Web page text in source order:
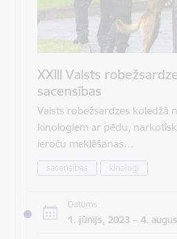
XXIII Valsts
sacensības
Valsts robežsardzes koledžā
kinologiem ar pēdu,
ieroču meklēšanas…
sacensības kinologi
Datums
1. jūnijs, 2023 – 4.